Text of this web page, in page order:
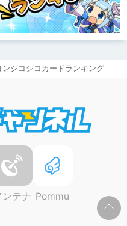
ンシコシコカードランキング
ンテナ Pommu